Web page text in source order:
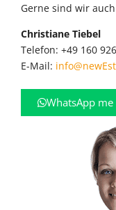
Gerne sind wir
Christiane Tiebel
Telefon: +49 160
E-Mail:
WhatsApp me